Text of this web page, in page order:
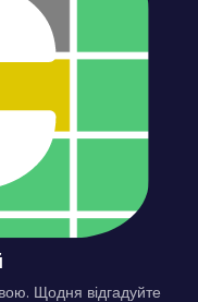
Щодня відгадуйте